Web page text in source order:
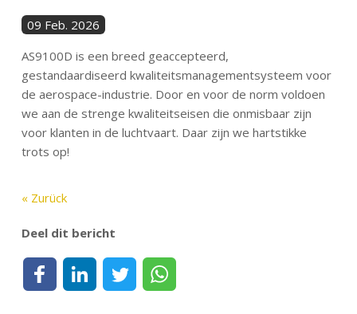
09 Feb. 2026
AS9100D is een breed geaccepteerd,
gestandaardiseerd kwaliteitsmanagementsysteem voor
de aerospace-industrie. Door en voor de norm voldoen
we aan de strenge kwaliteitseisen die onmisbaar zijn
voor klanten in de luchtvaart. Daar zijn we hartstikke
trots op!
« Zurück
Deel dit bericht
Deel op FacebookDeel op LinkedInDeel op TwitterDeel via WhatsApp